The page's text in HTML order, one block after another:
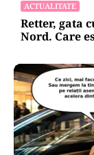
ACTUALITATE
Retter, gata
Nord. Care